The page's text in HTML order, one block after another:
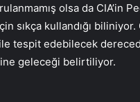
olsa da CIA’in
sıkça kullandığı
tespit edebilecek
geleceği belirtiliyor.